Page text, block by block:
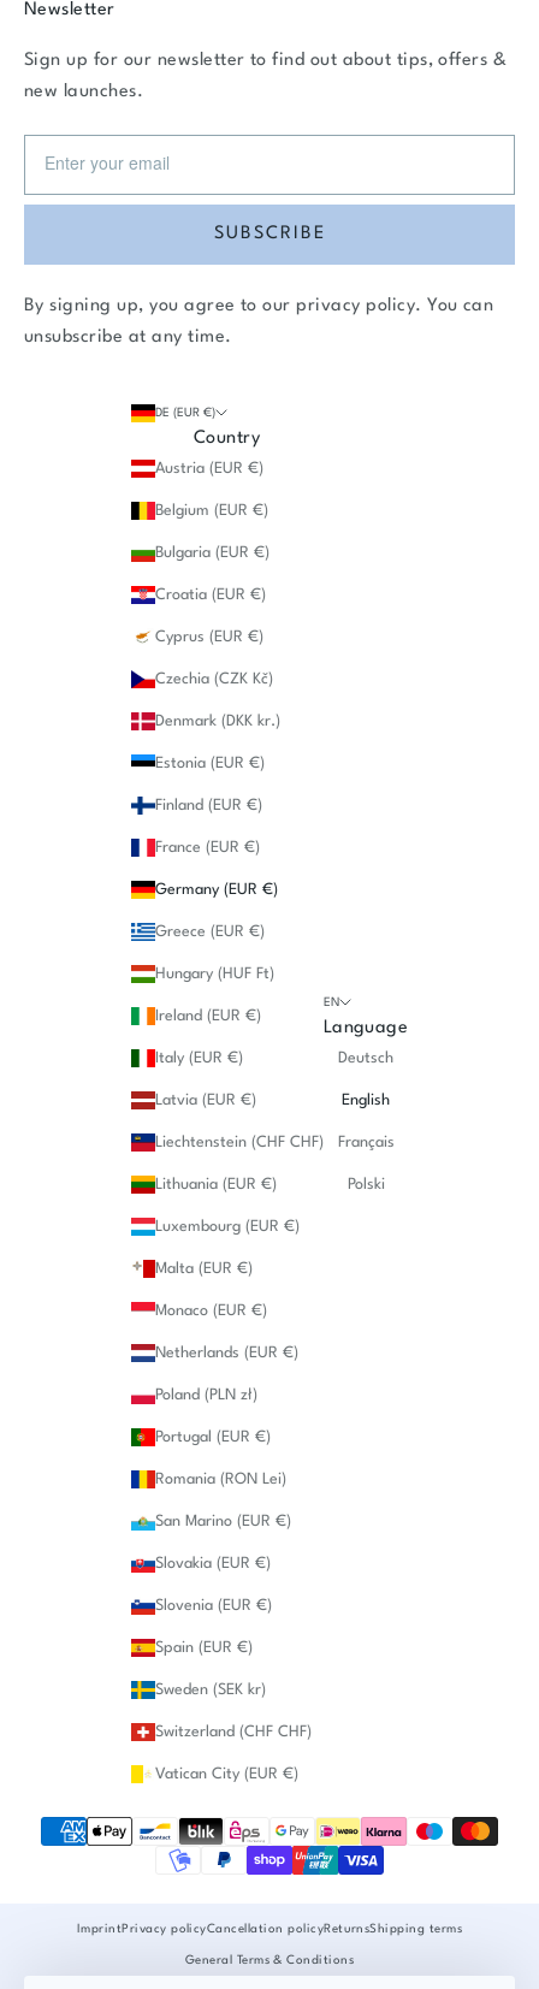
Newsletter
Sign up for our newsletter to find out about tips, offers &
new launches.
SUBSCRIBE
By signing up, you agree to ourprivacy policy. You can
unsubscribe at any time.
DE (EUR €)
Country
Austria (EUR €)
Belgium (EUR €)
Bulgaria (EUR €)
Croatia (EUR €)
Cyprus (EUR €)
Czechia (CZK Kč)
Denmark (DKK kr.)
Estonia (EUR €)
Finland (EUR €)
France (EUR €)
Germany (EUR €)
Greece (EUR €)
Hungary (HUF Ft)
Ireland (EUR €)
Italy (EUR €)
Latvia (EUR €)
Liechtenstein (CHF CHF)
Lithuania (EUR €)
Luxembourg (EUR €)
Malta (EUR €)
Monaco (EUR €)
Netherlands (EUR €)
Poland (PLN zł)
Portugal (EUR €)
Romania (RON Lei)
San Marino (EUR €)
Slovakia (EUR €)
Slovenia (EUR €)
Spain (EUR €)
Sweden (SEK kr)
Switzerland (CHF CHF)
Vatican City (EUR €)
EN
Language
Deutsch
English
Français
Polski
ImprintPrivacy policyCancellation policyReturnsShipping terms
General Terms & Conditions